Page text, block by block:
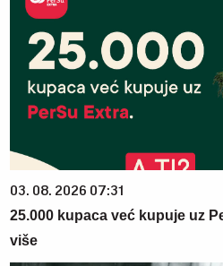
03. 08. 2026 07:31
25.000 kupaca već kupuje uz
više